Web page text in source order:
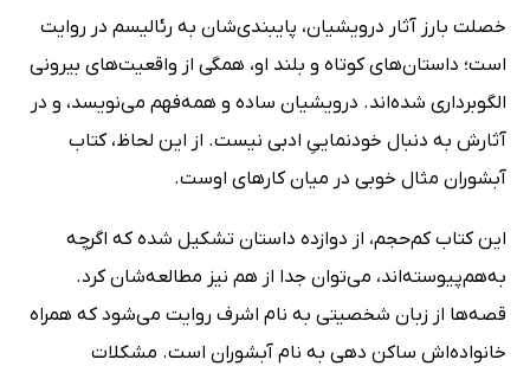
خصلت بارز آثار درویشیان، پایبندی‌شان به رئالیسم در روایت
است؛ داستان‌های کوتاه و بلند او، همگی از واقعیت‌های بیرونی
الگوبرداری شده‌اند. درویشیان ساده و همه‌فهم می‌نویسد، و در
آثارش به دنبال خودنماییِ ادبی نیست. از این لحاظ، کتاب
آبشوران مثال خوبی در میان کارهای اوست.
این کتاب کم‌حجم، از دوازده داستان تشکیل شده که اگرچه
به‌هم‌پیوسته‌اند، می‌توان جدا از هم نیز مطالعه‌شان کرد.
قصه‌ها از زبان شخصیتی به نام اشرف روایت می‌شود که همراه
خانواده‌اش ساکن دهی به نام آبشوران است. مشکلات